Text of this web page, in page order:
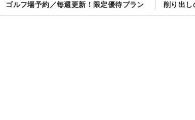
ゴルフ場予約／毎週更新！限定優待プラン 削り出し